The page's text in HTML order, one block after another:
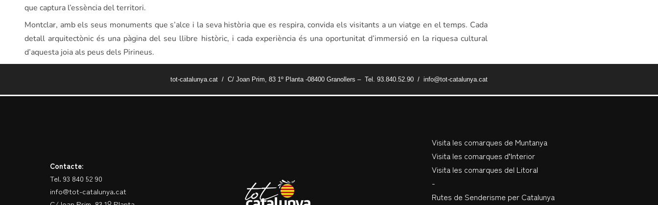
que captura l’essència del territori.
Montclar, amb els seus monuments que s’alce i la seva història que es respira, convida els visitants a un viatge en el temps. Cada
detall arquitectònic és una pàgina del seu llibre històric, i cada experiència és una oportunitat d’immersió en la riquesa cultural
d’aquesta joia als peus dels Pirineus.
tot-catalunya.cat / C/ Joan Prim, 83 1º Planta -08400 Granollers – Tel. 93.840.52.90 / info@tot-catalunya.cat
Contacte:
Tel. 93 840 52 90
info@tot-catalunya.cat
Visita les comarques de Muntanya
Visita les comarques d’Interior
Visita les comarques del Litoral
-
Rutes de Senderisme per Catalunya